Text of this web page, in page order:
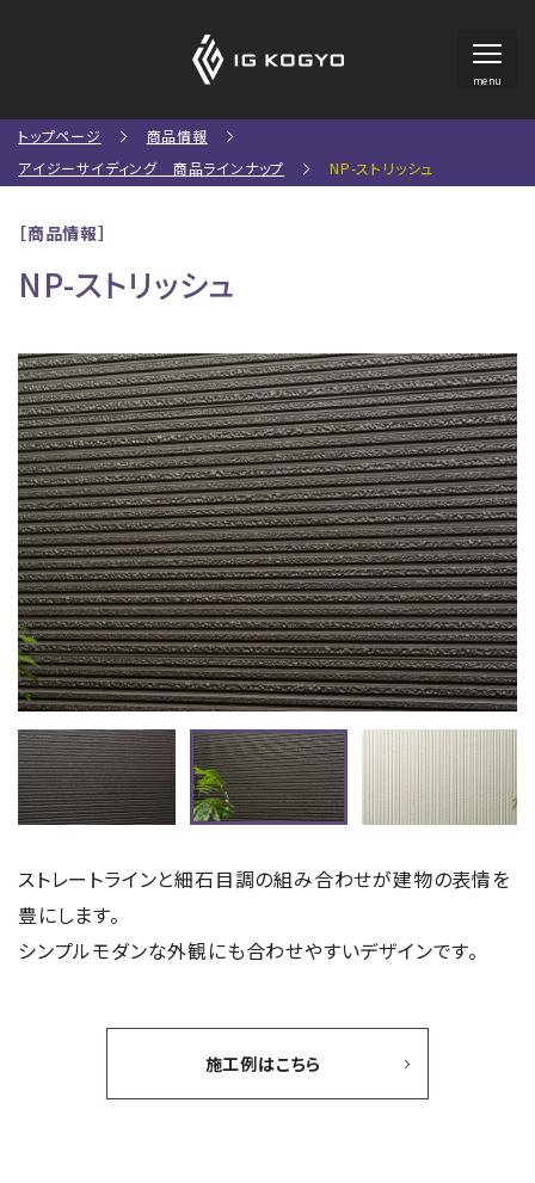
menu
トップページ
商品情報
アイジーサイディング 商品ラインナップ
NP-ストリッシュ
［商品情報］
NP-ストリッシュ
ストレートラインと細石目調の組み合わせが建物の表情を
豊にします。
シンプルモダンな外観にも合わせやすいデザインです。
施工例はこちら